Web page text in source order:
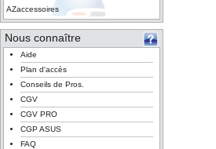
AZaccessoires
Nous connaître
Aide
Plan d'accès
Conseils de Pros.
CGV
CGV PRO
CGP ASUS
FAQ